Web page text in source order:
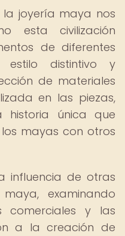
la joyería maya nos
esta civilización
de diferentes
estilo distintivo y
de materiales
en las piezas,
única que
mayas con otros
influencia de otras
examinando
comerciales y las
a la creación de